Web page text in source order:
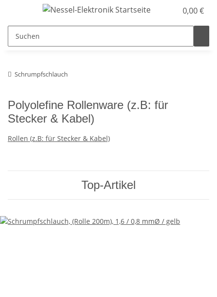
0,00 €
Schrumpfschlauch
Polyolefine Rollenware (z.B: für
Stecker & Kabel)
Rollen (z.B: für Stecker & Kabel)
Top-Artikel